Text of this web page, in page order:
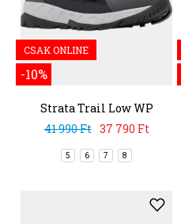
CSAK ONLINE
-10%
Strata Trail Low WP
41 990 Ft 37 790 Ft
5 6 7 8